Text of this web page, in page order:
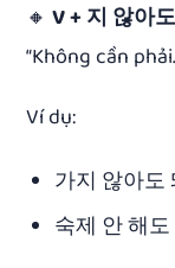
🔸V + 지 않아
“Không cần
Ví dụ:
가지 않아도
숙제 안 해